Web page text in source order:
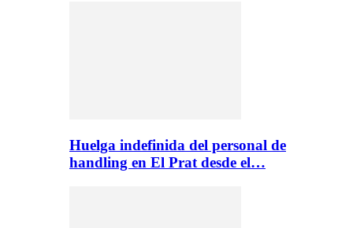
Huelga indefinida del personal de
handling en El Prat desde el…